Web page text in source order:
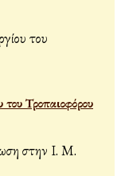
Τροπαιοφόρου